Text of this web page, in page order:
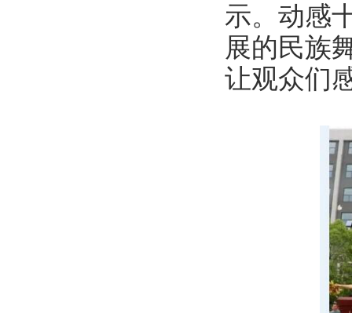
示。动感
展的民族
让观众们